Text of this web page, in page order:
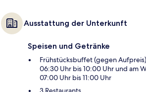
Ausstattung der Unterkunft
Speisen und Getränke
Frühstücksbuffet (gegen
06:30 Uhr bis 10:00 Uhr und am
07:00 Uhr bis 11:00 Uhr